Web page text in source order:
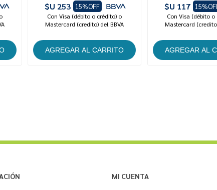
$U 253 15%OFF
Con Visa (débito o crédito) o
Mastercard (credito) del BBVA
$U 117
Con Visa (débito
Mastercard
MI CUENTA